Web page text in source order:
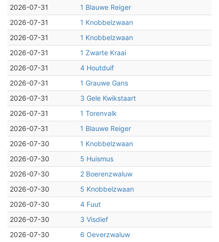
2026-07-31
1 Blauwe Reiger
2026-07-31
1 Knobbelzwaan
2026-07-31
1 Knobbelzwaan
2026-07-31
1 Zwarte Kraai
2026-07-31
4 Houtduif
2026-07-31
1 Grauwe Gans
2026-07-31
3 Gele Kwikstaart
2026-07-31
1 Torenvalk
2026-07-31
1 Blauwe Reiger
2026-07-30
1 Knobbelzwaan
2026-07-30
5 Huismus
2026-07-30
2 Boerenzwaluw
2026-07-30
5 Knobbelzwaan
2026-07-30
4 Fuut
2026-07-30
3 Visdief
2026-07-30
6 Oeverzwaluw